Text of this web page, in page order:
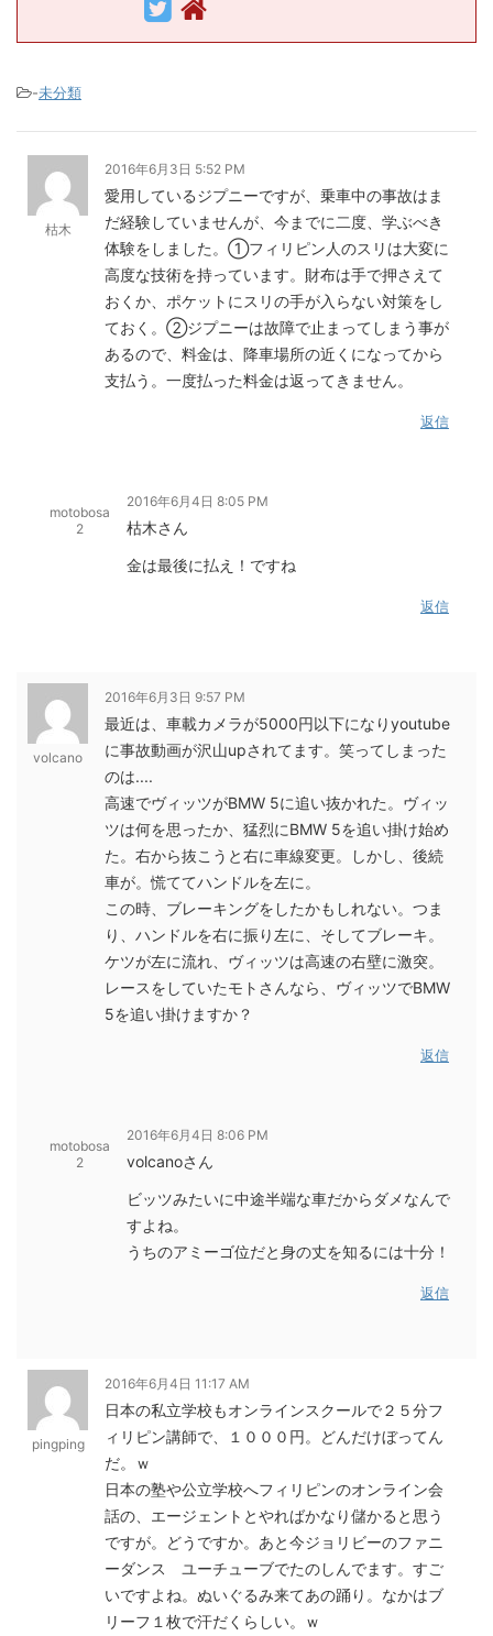
-未分類
枯木
2016年6月3日 5:52 PM
愛用しているジプニーですが、乗車中の事故はま
だ経験していませんが、今までに二度、学ぶべき
体験をしました。①フィリピン人のスリは大変に
高度な技術を持っています。財布は手で押さえて
おくか、ポケットにスリの手が入らない対策をし
ておく。②ジプニーは故障で止まってしまう事が
あるので、料金は、降車場所の近くになってから
支払う。一度払った料金は返ってきません。
返信
motobosa
2
2016年6月4日 8:05 PM
枯木さん
金は最後に払え！ですね
返信
volcano
2016年6月3日 9:57 PM
最近は、車載カメラが5000円以下になりyoutube
に事故動画が沢山upされてます。笑ってしまった
のは....
高速でヴィッツがBMW 5に追い抜かれた。ヴィッ
ツは何を思ったか、猛烈にBMW 5を追い掛け始め
た。右から抜こうと右に車線変更。しかし、後続
車が。慌ててハンドルを左に。
この時、ブレーキングをしたかもしれない。つま
り、ハンドルを右に振り左に、そしてブレーキ。
ケツが左に流れ、ヴィッツは高速の右壁に激突。
レースをしていたモトさんなら、ヴィッツでBMW
5を追い掛けますか？
返信
motobosa
2
2016年6月4日 8:06 PM
volcanoさん
ビッツみたいに中途半端な車だからダメなんで
すよね。
うちのアミーゴ位だと身の丈を知るには十分！
返信
pingping
2016年6月4日 11:17 AM
日本の私立学校もオンラインスクールで２５分フ
ィリピン講師で、１０００円。どんだけぼってん
だ。ｗ
日本の塾や公立学校へフィリピンのオンライン会
話の、エージェントとやればかなり儲かると思う
ですが。どうですか。あと今ジョリビーのファニ
ーダンス ユーチューブでたのしんでます。すご
いですよね。ぬいぐるみ来てあの踊り。なかはブ
リーフ１枚で汗だくらしい。ｗ